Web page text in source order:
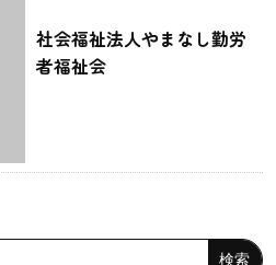
社会福祉法人やまなし勤労
者福祉会